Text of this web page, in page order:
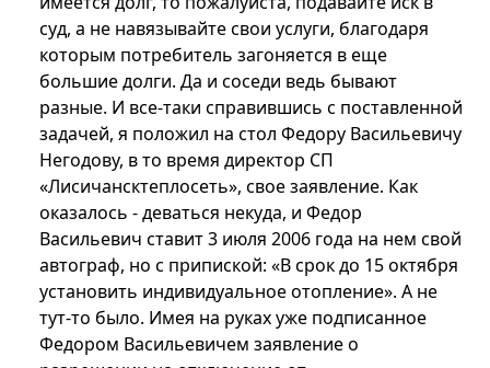
суд, а не навязывайте свои услуги, благодаря
которым потребитель загоняется в еще
большие долги. Да и соседи ведь бывают
разные. И все-таки справившись с поставленной
задачей, я положил на стол Федору Васильевичу
Негодову, в то время директор СП
«Лисичансктеплосеть», свое заявление. Как
оказалось - деваться некуда, и Федор
Васильевич ставит 3 июля 2006 года на нем свой
автограф, но с припиской: «В срок до 15 октября
установить индивидуальное отопление». А не
тут-то было. Имея на руках уже подписанное
Федором Васильевичем заявление о